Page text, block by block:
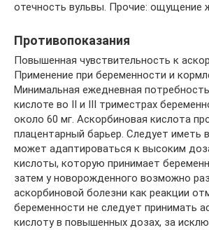
отечность вульвы. Прочие: ощущение
Противопоказания
Повышенная чувствительность к
Применение при беременности и
Минимальная ежедневная
кислоте во II и III триместрах
около 60 мг. Аскорбиновая кислота
плацентарный барьер. Следует иметь
может адаптироваться к высоким
кислоты, которую принимает
затем у новорожденного возможно
аскорбиновой болезни как реакции
беременности не следует принимать
кислоту в повышенных дозах, за